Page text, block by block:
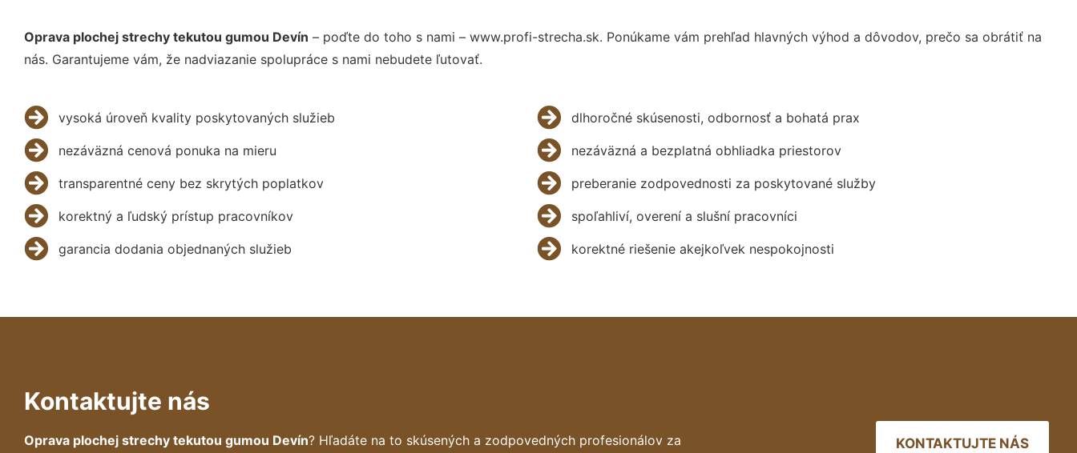
Oprava plochej strechy tekutou gumou Devín – poďte do toho s nami – www.profi-strecha.sk. Ponúkame vám prehľad hlavných výhod a dôvodov, prečo sa obrátiť na
nás. Garantujeme vám, že nadviazanie spolupráce s nami nebudete ľutovať.
vysoká úroveň kvality poskytovaných služieb
nezáväzná cenová ponuka na mieru
transparentné ceny bez skrytých poplatkov
korektný a ľudský prístup pracovníkov
garancia dodania objednaných služieb
dlhoročné skúsenosti, odbornosť a bohatá prax
nezáväzná a bezplatná obhliadka priestorov
preberanie zodpovednosti za poskytované služby
spoľahliví, overení a slušní pracovníci
korektné riešenie akejkoľvek nespokojnosti
Kontaktujte nás
Oprava plochej strechy tekutou gumou Devín? Hľadáte na to skúsených a zodpovedných profesionálov za KONTAKTUJTE NÁS